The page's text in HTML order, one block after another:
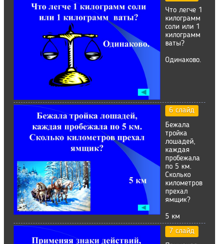
Что легче 1
килограмм
соли или 1
килограмм
ваты?
Одинаково.
6 слайд
Бежала
тройка
лошадей,
каждая
пробежала
по 5 км.
Сколько
километров
прехал
ямщик?
5 км
7 слайд